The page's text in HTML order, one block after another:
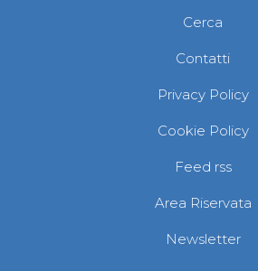
Cerca
Contatti
Privacy Policy
Cookie Policy
Feed rss
Area Riservata
Newsletter